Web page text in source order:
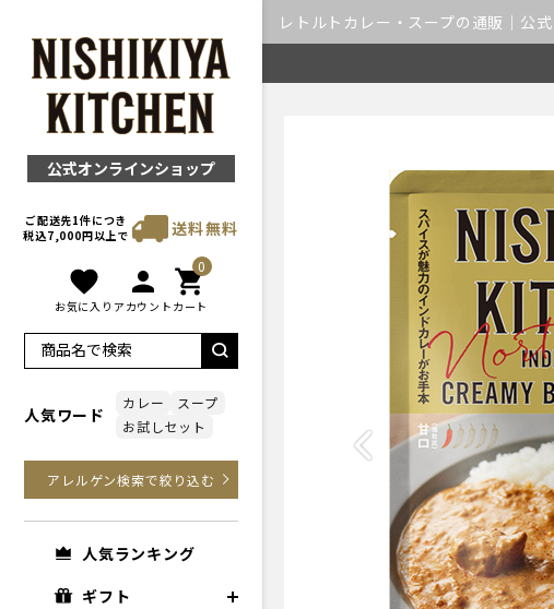
公式オンラインショップ
ご配送先1件につき
税込7,000円以上で
送料無料
favorite
お気に入り
person
アカウント
0
shopping_cart
カート
人気ワード
カレー
スープ
お試しセット
アレルゲン検索で絞り込む
人気ランキング
ギフト
レトルトカレー・スープの通販｜公